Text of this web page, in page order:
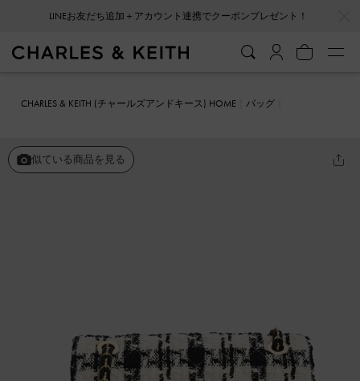
CHARLES & KEITH (チャールズアンドキース) HOME
バッグ
似ている商品を見る